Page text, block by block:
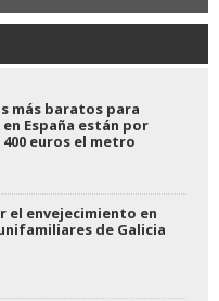
más baratos para
España están por
euros el metro
el envejecimiento en
de Galicia